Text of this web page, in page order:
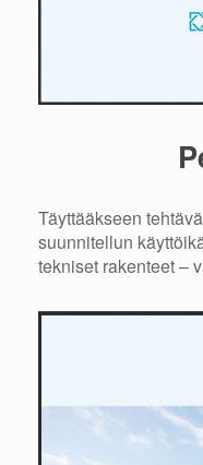
Täyttääkseen
suunnitellun
tekniset rakenteet –